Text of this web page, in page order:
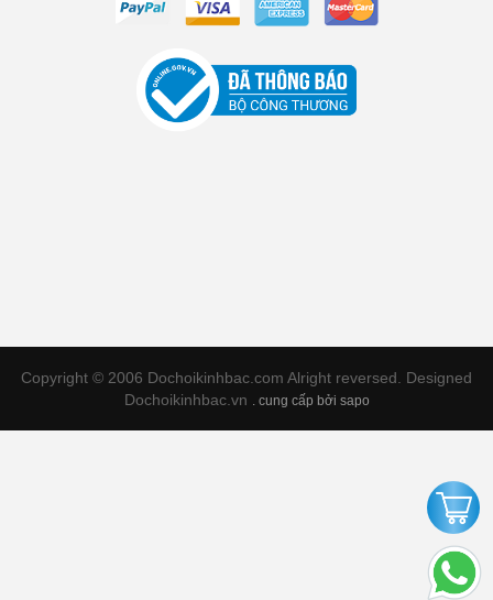
Copyright © 2006 Dochoikinhbac.com Alright reversed. Designed
Dochoikinhbac.vn . cung cấp bởi sapo